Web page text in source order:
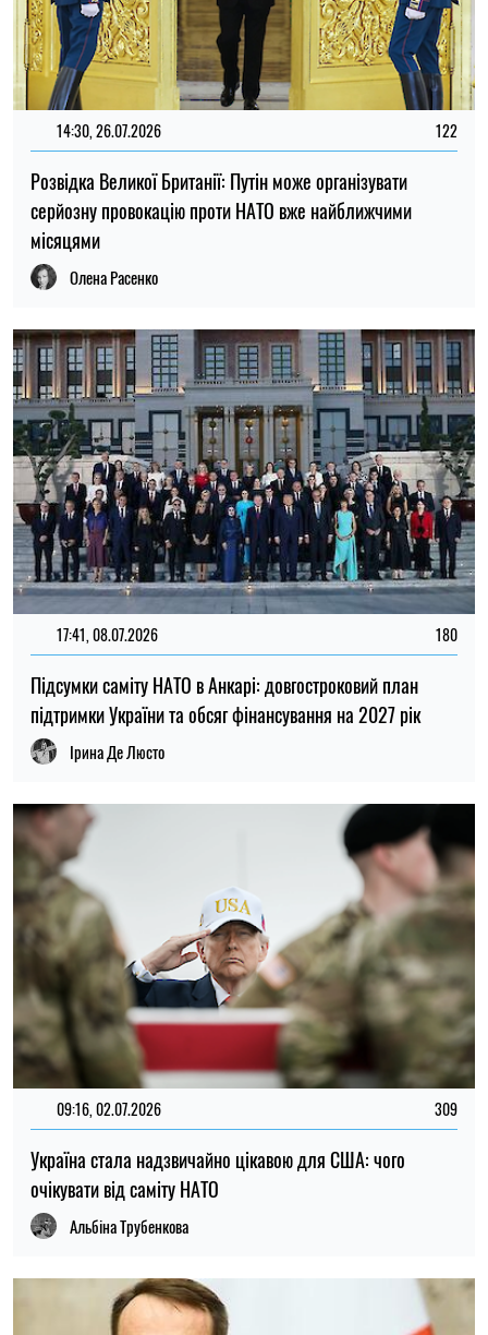
14:30, 26.07.2026 122
Розвідка Великої Британії: Путін може організувати
серйозну провокацію проти НАТО вже найближчими
місяцями
Олена Расенко
17:41, 08.07.2026 180
Підсумки саміту НАТО в Анкарі: довгостроковий план
підтримки України та обсяг фінансування на 2027 рік
Ірина Де Люсто
09:16, 02.07.2026 309
Україна стала надзвичайно цікавою для США: чого
очікувати від саміту НАТО
Альбіна Трубенкова